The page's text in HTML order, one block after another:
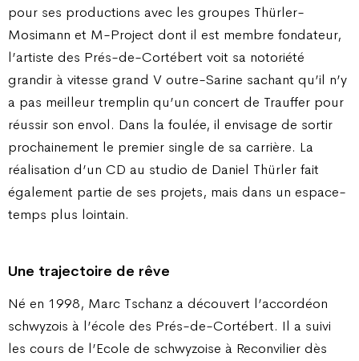
pour ses productions avec les groupes Thürler-
Mosimann et M-Project dont il est membre fondateur,
l’artiste des Prés-de-Cortébert voit sa notoriété
grandir à vitesse grand V outre-Sarine sachant qu’il n’y
a pas meilleur tremplin qu’un concert de Trauffer pour
réussir son envol. Dans la foulée, il envisage de sortir
prochainement le premier single de sa carrière. La
réalisation d’un CD au studio de Daniel Thürler fait
également partie de ses projets, mais dans un espace-
temps plus lointain.
Une trajectoire de rêve
Né en 1998, Marc Tschanz a découvert l’accordéon
schwyzois à l’école des Prés-de-Cortébert. Il a suivi
les cours de l’Ecole de schwyzoise à Reconvilier dès